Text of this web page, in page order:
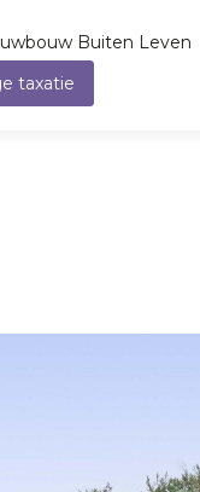
Buiten Leven
taxatie